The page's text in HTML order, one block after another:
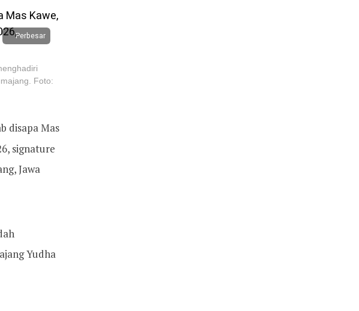
Perbesar
Foto:
disapa Mas
signature
Jawa
Yudha